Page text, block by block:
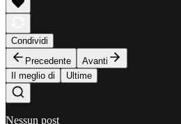
Condividi
Precedente
Avanti
Il meglio di
Ultime
Nessun post